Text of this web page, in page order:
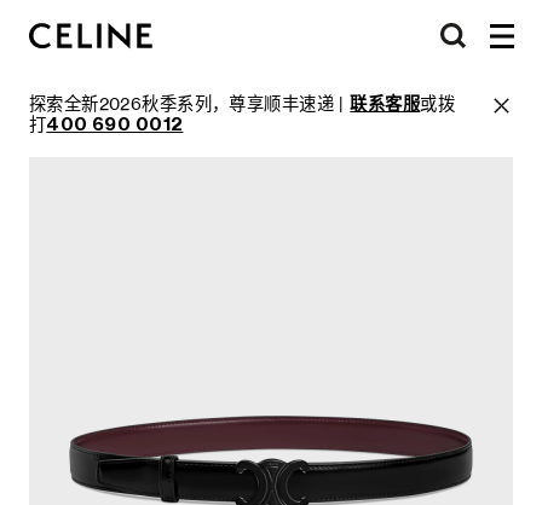
探索全新2026秋季系列，尊享顺丰速递 |联系客服或拨
打400 690 0012